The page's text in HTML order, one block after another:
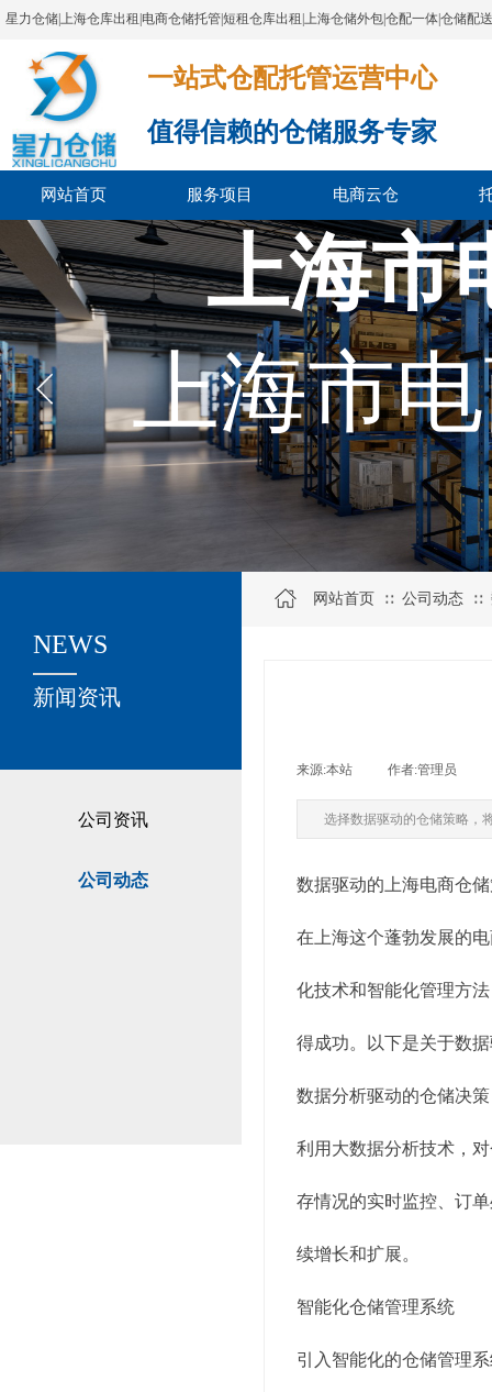
星力仓储|上海仓库出租|电商仓储托管|短租仓库出租|上海仓储外包|仓配一体|仓储配
一站式仓配托管运营中心​​​​​​​​​​​​​​​​​
值得信赖的仓储服务专家
网站首页 服务项目 电商云仓
上海市
上海市
上海市
公司资讯
公司动态
关于我们
新闻资讯
NEWS
网站首页 ∷ 公司动态 ∷
来源:本站 作者:管理员
选择数据驱动的仓储策略，
数据驱动的上海电商仓
在上海这个蓬勃发展的
化技术和智能化管理方
得成功。以下是关于数
数据分析驱动的仓储决策
利用大数据分析技术，
存情况的实时监控、订
续增长和扩展。
智能化仓储管理系统
引入智能化的仓储管理